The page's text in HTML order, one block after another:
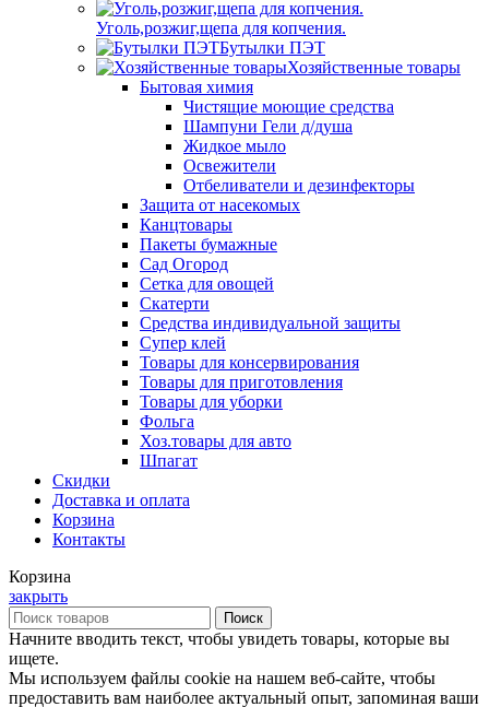
Уголь,розжиг,щепа для копчения.
Бутылки ПЭТ
Хозяйственные товары
Бытовая химия
Чистящие моющие средства
Шампуни Гели д/душа
Жидкое мыло
Освежители
Отбеливатели и дезинфекторы
Защита от насекомых
Канцтовары
Пакеты бумажные
Сад Огород
Сетка для овощей
Скатерти
Средства индивидуальной защиты
Супер клей
Товары для консервирования
Товары для приготовления
Товары для уборки
Фольга
Хоз.товары для авто
Шпагат
Скидки
Доставка и оплата
Корзина
Контакты
Корзина
закрыть
Поиск
Начните вводить текст, чтобы увидеть товары, которые вы
ищете.
Мы используем файлы cookie на нашем веб-сайте, чтобы
предоставить вам наиболее актуальный опыт, запоминая ваши